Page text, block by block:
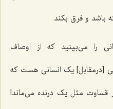
باشد و فرق بکند.
را مى‌بینید که از اوصاف
[درمقابل] یک انسانى هست که
قساوت مثل یک درنده مى‌ماند!